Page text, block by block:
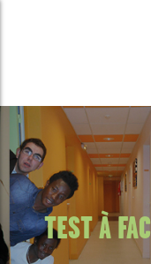
TEST À FAC